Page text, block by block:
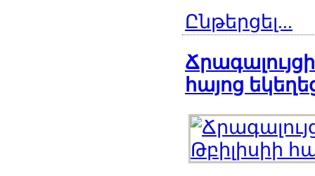
Ընթերցել...
հայոց